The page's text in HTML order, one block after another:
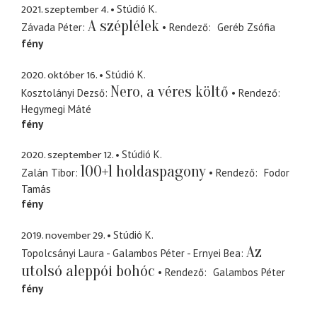
2021. szeptember 4.
Stúdió K.
Závada Péter A széplélek Rendező
Geréb Zsófia
fény
2020. október 16.
Stúdió K.
Kosztolányi Dezső Nero, a véres költő
Rendező
Hegymegi Máté
fény
2020. szeptember 12.
Stúdió K.
Zalán Tibor 100+1 holdaspagony Rendező
Fodor
Tamás
fény
2019. november 29.
Stúdió K.
Topolcsányi Laura - Galambos Péter - Ernyei Bea Az
utolsó aleppói bohóc
Rendező
Galambos Péter
fény